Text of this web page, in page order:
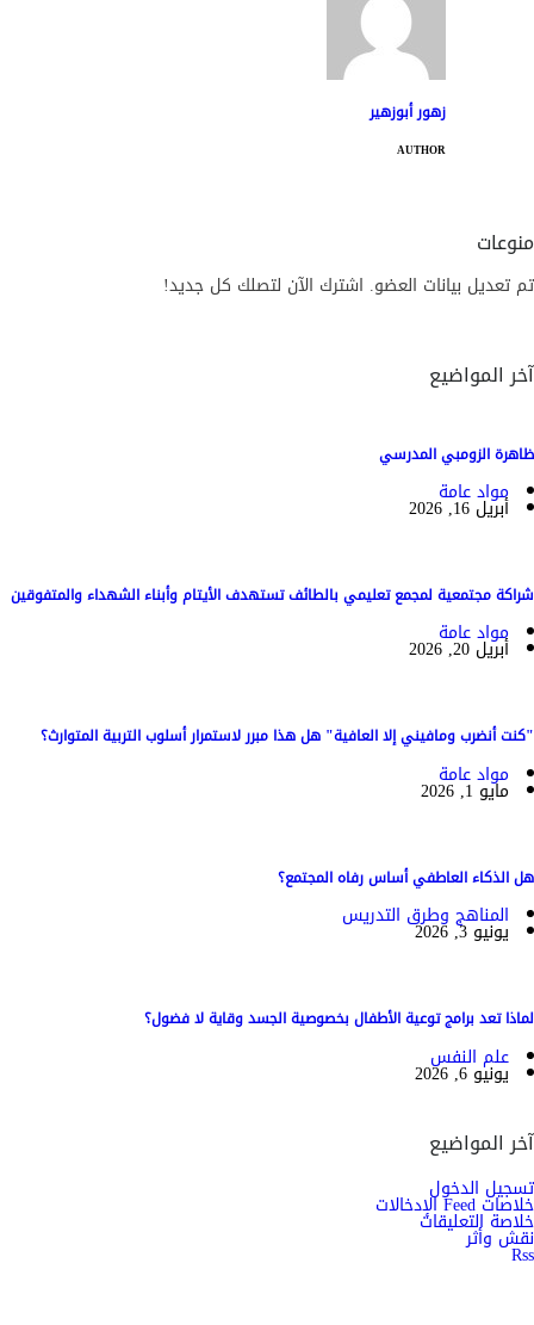
زهور أبوزهير
AUTHOR
منوعات
تم تعديل بيانات العضو. اشترك الآن لتصلك كل جديد!
آخر المواضيع
ظاهرة الزومبي المدرسي
مواد عامة
أبريل 16, 2026
شراكة مجتمعية لمجمع تعليمي بالطائف تستهدف الأيتام وأبناء الشهداء والمتفوقين
مواد عامة
أبريل 20, 2026
"كنت أنضرب ومافيني إلا العافية" هل هذا مبرر لاستمرار أسلوب التربية المتوارث؟
مواد عامة
مايو 1, 2026
هل الذكاء العاطفي أساس رفاه المجتمع؟
المناهج وطرق التدريس
يونيو 3, 2026
لماذا تعد برامج توعية الأطفال بخصوصية الجسد وقاية لا فضول؟
علم النفس
يونيو 6, 2026
آخر المواضيع
تسجيل الدخول
خلاصات Feed الإدخالات
خلاصة التعليقات
نقش وأثر
Rss